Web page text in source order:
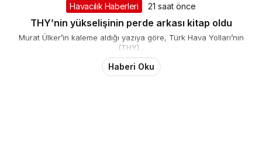
Havacılık Haberleri 21 saat önce
THY’nin yükselişinin perde arkası kitap oldu
Murat Ülker’in kaleme aldığı yazıya göre, Türk Hava Yolları’nın
(THY)...
Haberi Oku